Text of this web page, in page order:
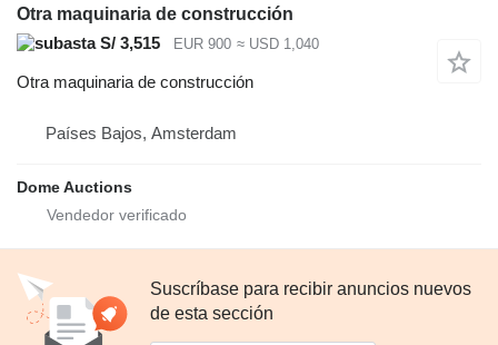
Otra maquinaria de construcción
S/ 3,515
EUR 900 ≈ USD 1,040
Otra maquinaria de construcción
Países Bajos, Amsterdam
Dome Auctions
Suscríbase para recibir anuncios nuevos
de esta sección